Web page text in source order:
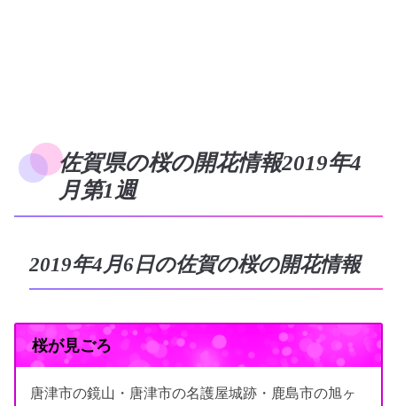
佐賀県の桜の開花情報2019年4
月第1週
2019年4月6日の佐賀の桜の開花情報
桜が見ごろ
唐津市の鏡山・唐津市の名護屋城跡・鹿島市の旭ヶ